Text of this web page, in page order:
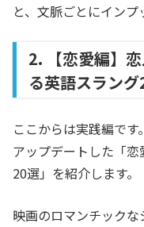
と、文脈ごとにインプ
2. 【恋愛編】
る英語スラン
ここからは実践編で
アップデートした「
20選」を紹介します。
映画のロマンチック